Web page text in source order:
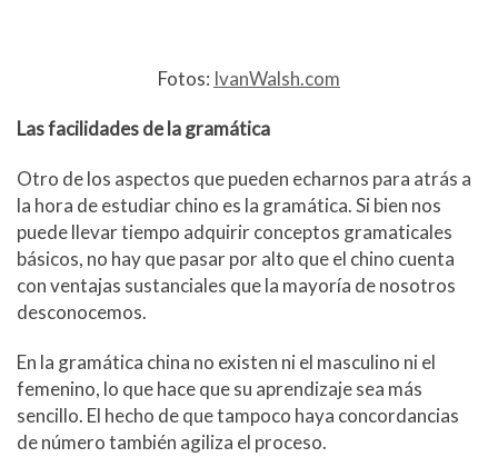
Fotos: IvanWalsh.com
Las facilidades de la gramática
Otro de los aspectos que pueden echarnos para atrás a
la hora de estudiar chino es la gramática. Si bien nos
puede llevar tiempo adquirir conceptos gramaticales
básicos, no hay que pasar por alto que el chino cuenta
con ventajas sustanciales que la mayoría de nosotros
desconocemos.
En la gramática china no existen ni el masculino ni el
femenino, lo que hace que su aprendizaje sea más
sencillo. El hecho de que tampoco haya concordancias
de número también agiliza el proceso.